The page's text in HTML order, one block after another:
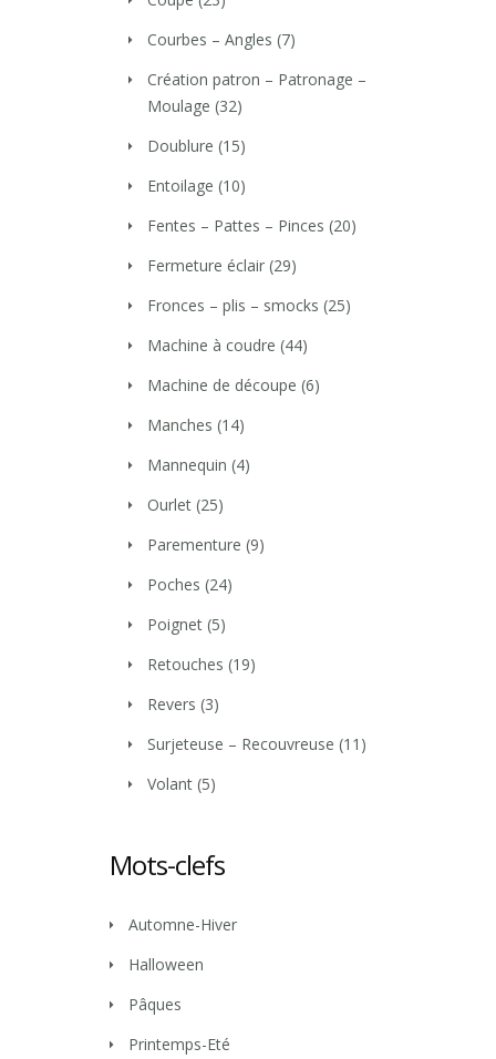
Courbes – Angles (7)
Création patron – Patronage –
Moulage (32)
Doublure (15)
Entoilage (10)
Fentes – Pattes – Pinces (20)
Fermeture éclair (29)
Fronces – plis – smocks (25)
Machine à coudre (44)
Machine de découpe (6)
Manches (14)
Mannequin (4)
Ourlet (25)
Parementure (9)
Poches (24)
Poignet (5)
Retouches (19)
Revers (3)
Surjeteuse – Recouvreuse (11)
Volant (5)
Mots-clefs
Automne-Hiver
Halloween
Pâques
Printemps-Eté